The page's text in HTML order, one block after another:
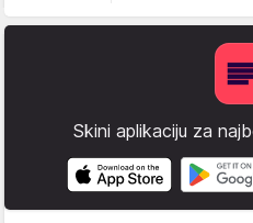
Skini aplikaciju za